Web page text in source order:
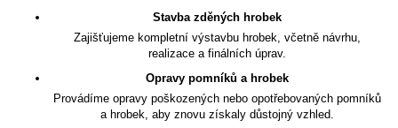
Stavba zděných hrobek
Zajišťujeme kompletní výstavbu hrobek, včetně návrhu,
realizace a finálních úprav.
Opravy pomníků a hrobek
Provádíme opravy poškozených nebo opotřebovaných pomníků
a hrobek, aby znovu získaly důstojný vzhled.